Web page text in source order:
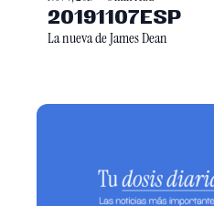
20191107ESP
La nueva de James Dean